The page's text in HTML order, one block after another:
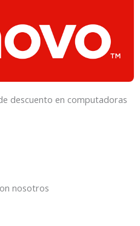
descuento en computadoras
nosotros